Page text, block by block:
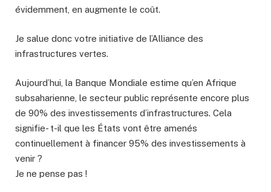
évidemment, en augmente le coût.
Je salue donc votre initiative de l’Alliance des
infrastructures vertes.
Aujourd’hui, la Banque Mondiale estime qu’en Afrique
subsaharienne, le secteur public représente encore plus
de 90% des investissements d’infrastructures. Cela
signifie- t-il que les États vont être amenés
continuellement à financer 95% des investissements à
venir ?
Je ne pense pas !